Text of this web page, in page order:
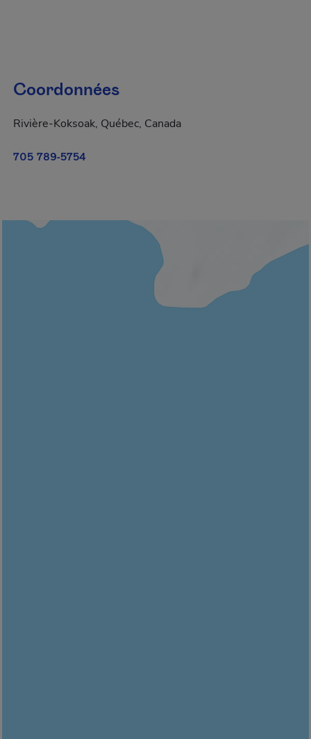
Coordonnées
Rivière-Koksoak, Québec, Canada
705 789-5754